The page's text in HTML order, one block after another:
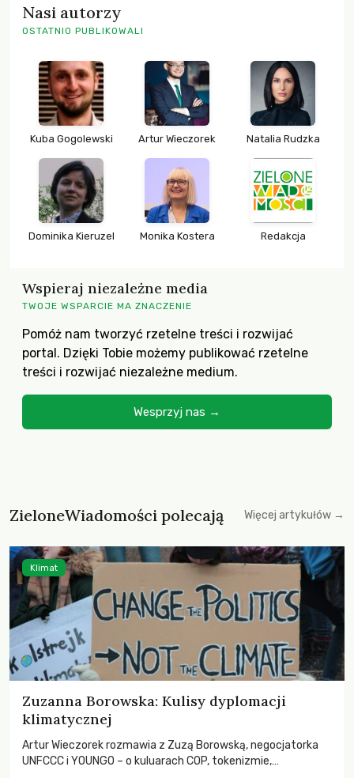
Nasi autorzy
OSTATNIO PUBLIKOWALI
Kuba Gogolewski Artur Wieczorek Natalia Rudzka
Dominika Kieruzel Monika Kostera Redakcja
Wspieraj niezależne media
TWOJE WSPARCIE MA ZNACZENIE
Pomóż nam tworzyć rzetelne treści i rozwijać
portal. Dzięki Tobie możemy publikować rzetelne
treści i rozwijać niezależne medium.
Wesprzyj nas →
ZieloneWiadomości polecają Więcej artykułów →
Zuzanna Borowska: Kulisy dyplomacji
klimatycznej
Artur Wieczorek rozmawia z Zuzą Borowską, negocjatorka
UNFCCC i YOUNGO – o kuluarach COP, tokenizmie,
Klimat